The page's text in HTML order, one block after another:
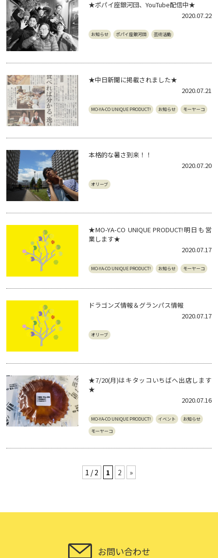
★ポパイ座銀河団、YouTube配信中★
2020.07.22
お知らせ ポパイ座銀河団 芸術活動
★中日新聞に掲載されました★
2020.07.21
MO-YA-CO UNIQUE PRODUCT! お知らせ モーヤーコ
本格的な暑さ到来！！
2020.07.20
オリーブ
★MO-YA-CO UNIQUE PRODUCT!明日も営
業します★
2020.07.17
MO-YA-CO UNIQUE PRODUCT! お知らせ モーヤーコ
ドラゴンズ情報＆グランパス情報
2020.07.17
オリーブ
★7/20(月)はキタッコいちばへ出店します
★
2020.07.16
MO-YA-CO UNIQUE PRODUCT! イベント
お知らせ
モーヤーコ
1 / 2 1 2 »
お問い合わせ